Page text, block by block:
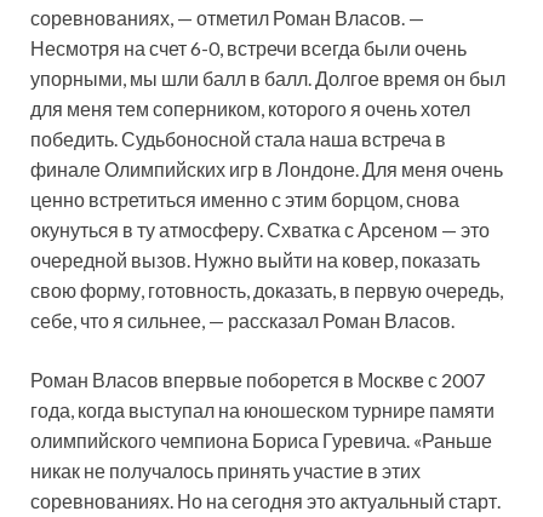
соревнованиях, — отметил Роман Власов. —
Несмотря на счет 6-0, встречи всегда были очень
упорными, мы шли балл в балл. Долгое время он был
для меня тем соперником, которого я очень хотел
победить. Судьбоносной стала наша встреча в
финале Олимпийских игр в Лондоне. Для меня очень
ценно встретиться именно с этим борцом, снова
окунуться в ту атмосферу. Схватка с Арсеном — это
очередной вызов. Нужно выйти на ковер, показать
свою форму, готовность, доказать, в первую очередь,
себе, что я сильнее, — рассказал Роман Власов.
Роман Власов впервые поборется в Москве с 2007
года, когда выступал на юношеском турнире памяти
олимпийского чемпиона Бориса Гуревича. «Раньше
никак не получалось принять участие в этих
соревнованиях. Но на сегодня это актуальный старт.